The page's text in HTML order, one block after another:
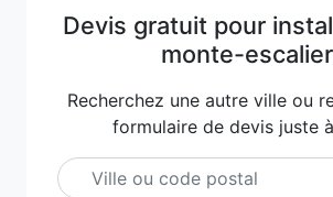
Devis gratuit pour
monte-escalier
Recherchez une autre ville ou
formulaire de devis juste